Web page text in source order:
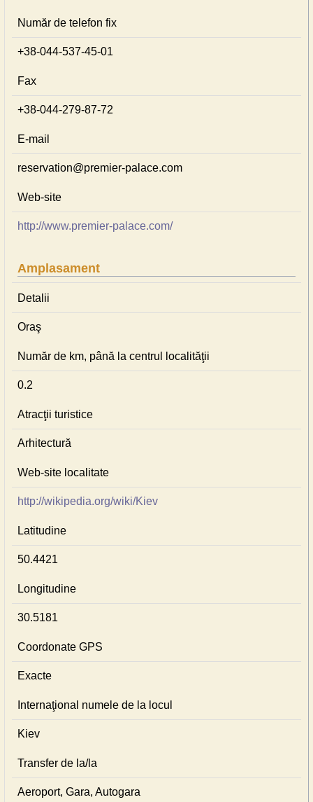
Număr de telefon fix
+38-044-537-45-01
Fax
+38-044-279-87-72
E-mail
reservation@premier-palace.com
Web-site
http://www.premier-palace.com/
Amplasament
Detalii
Oraş
Număr de km, până la centrul localităţii
0.2
Atracţii turistice
Arhitectură
Web-site localitate
http://wikipedia.org/wiki/Kiev
Latitudine
50.4421
Longitudine
30.5181
Coordonate GPS
Exacte
Internaţional numele de la locul
Kiev
Transfer de la/la
Aeroport, Gara, Autogara